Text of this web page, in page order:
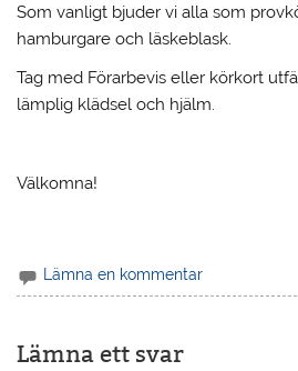
Som vanligt bjuder vi alla som
hamburgare och läskeblask.
Tag med Förarbevis eller körkort
lämplig klädsel och hjälm.
Välkomna!
Lämna en kommentar
Lämna ett svar